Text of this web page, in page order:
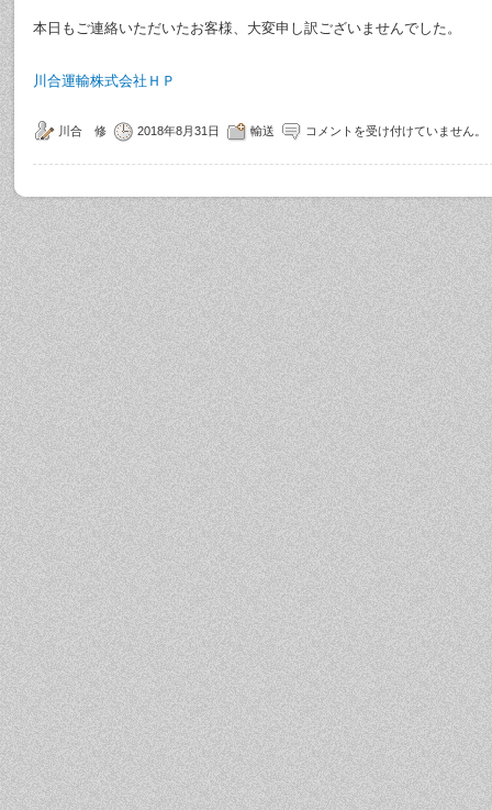
本日もご連絡いただいたお客様、大変申し訳ございませんでした。
川合運輸株式会社ＨＰ
川合 修 2018年8月31日 輸送 コメントを受け付けていません。